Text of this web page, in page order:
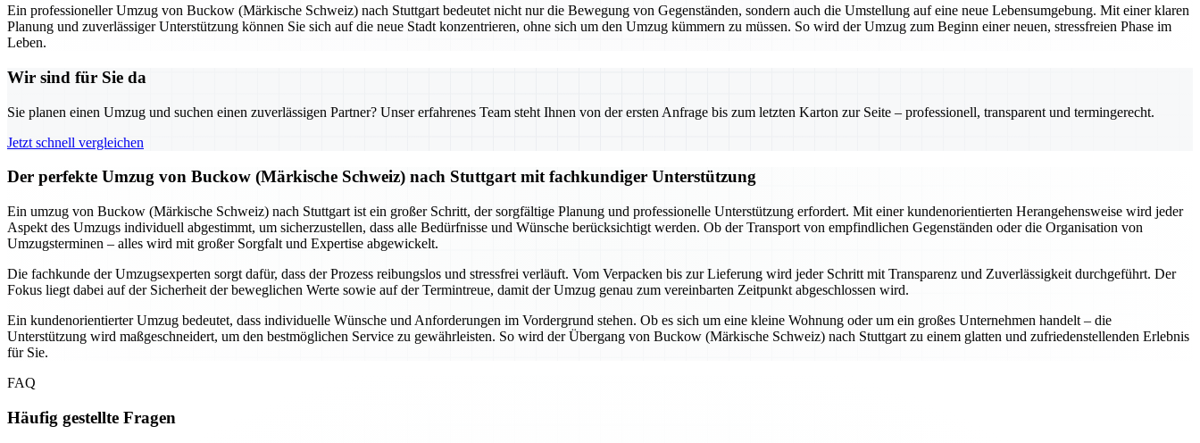
Ein professioneller Umzug von Buckow (Märkische Schweiz) nach Stuttgart bedeutet nicht nur die Bewegung von Gegenständen, sondern auch die Umstellung auf eine neue Lebensumgebung. Mit einer klaren
Planung und zuverlässiger Unterstützung können Sie sich auf die neue Stadt konzentrieren, ohne sich um den Umzug kümmern zu müssen. So wird der Umzug zum Beginn einer neuen, stressfreien Phase im
Leben.
Wir sind für Sie da
Sie planen einen Umzug und suchen einen zuverlässigen Partner? Unser erfahrenes Team steht Ihnen von der ersten Anfrage bis zum letzten Karton zur Seite – professionell, transparent und termingerecht.
Jetzt schnell vergleichen
Der perfekte Umzug von Buckow (Märkische Schweiz) nach Stuttgart mit fachkundiger Unterstützung
Ein umzug von Buckow (Märkische Schweiz) nach Stuttgart ist ein großer Schritt, der sorgfältige Planung und professionelle Unterstützung erfordert. Mit einer kundenorientierten Herangehensweise wird jeder
Aspekt des Umzugs individuell abgestimmt, um sicherzustellen, dass alle Bedürfnisse und Wünsche berücksichtigt werden. Ob der Transport von empfindlichen Gegenständen oder die Organisation von
Umzugsterminen – alles wird mit großer Sorgfalt und Expertise abgewickelt.
Die fachkunde der Umzugsexperten sorgt dafür, dass der Prozess reibungslos und stressfrei verläuft. Vom Verpacken bis zur Lieferung wird jeder Schritt mit Transparenz und Zuverlässigkeit durchgeführt. Der
Fokus liegt dabei auf der Sicherheit der beweglichen Werte sowie auf der Termintreue, damit der Umzug genau zum vereinbarten Zeitpunkt abgeschlossen wird.
Ein kundenorientierter Umzug bedeutet, dass individuelle Wünsche und Anforderungen im Vordergrund stehen. Ob es sich um eine kleine Wohnung oder um ein großes Unternehmen handelt – die
Unterstützung wird maßgeschneidert, um den bestmöglichen Service zu gewährleisten. So wird der Übergang von Buckow (Märkische Schweiz) nach Stuttgart zu einem glatten und zufriedenstellenden Erlebnis
für Sie.
FAQ
Häufig gestellte Fragen